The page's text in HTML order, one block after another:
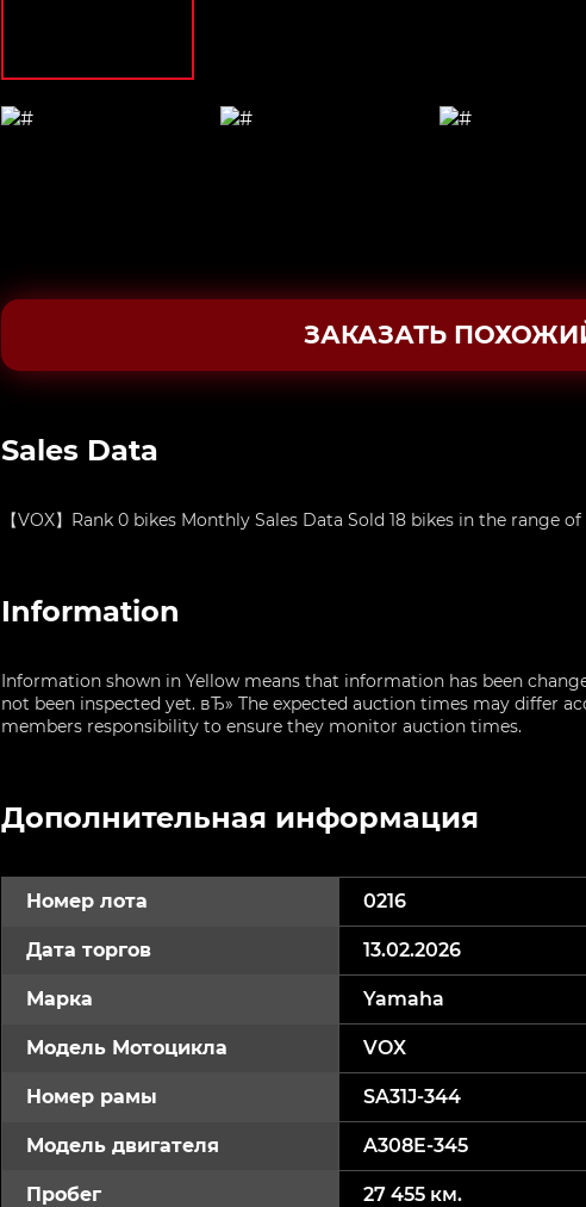
ЗАКАЗАТЬ
Sales Data
【VOX】Rank 0 bikes Monthly Sales Data Sold 18 bikes in the range
Information
Information shown in Yellow means that information has been
not been inspected yet. вЂ» The expected auction times may differ
members responsibility to ensure they monitor auction times.
Дополнительная информация
Номер лота 0216
Дата торгов 13.02.2026
Марка Yamaha
Модель Мотоцикла VOX
Номер рамы SA31J-344
Модель двигателя A308E-345
Пробег 27 455 км.